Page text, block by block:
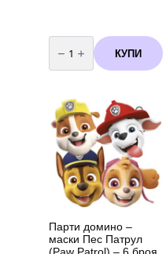
количество
за
Замръзналото
Кралство
маски
броя
КУПИ
Парти домино –
маски Пес Патрул